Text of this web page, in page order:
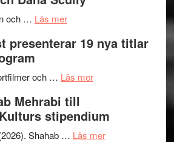
kväll
II
och … Läs merom
trailern
The
Files:
I
Want
presenterar 19 nya titlar
och … Läs merom
West
presenterar
Mehrabi till
stipendium
Shahab … Läs merom